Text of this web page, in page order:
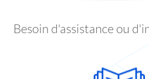
Besoin d'assistance ou